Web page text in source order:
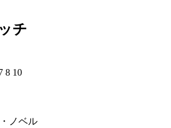
チ
8 10
ノベル